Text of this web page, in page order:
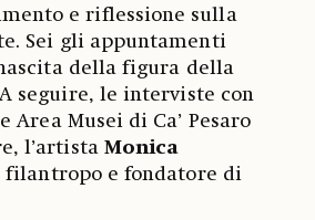
e riflessione sulla
Sei gli appuntamenti
della figura della
seguire, le interviste con
Area Musei di Ca’ Pesaro
l’artista Monica
filantropo e fondatore di